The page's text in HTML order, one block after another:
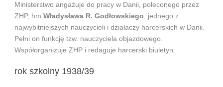
Ministerstwo angażuje do pracy w Danii, poleconego przez
ZHP, hm Władysława R. Godłowskiego , jednego z
najwybitniejszych nauczycieli i działaczy harcerskich w Danii.
Pełni on funkcję tzw. nauczyciela objazdowego.
Współorganizuje ZHP i redaguje harcerski biuletyn.
rok szkolny 1938/39